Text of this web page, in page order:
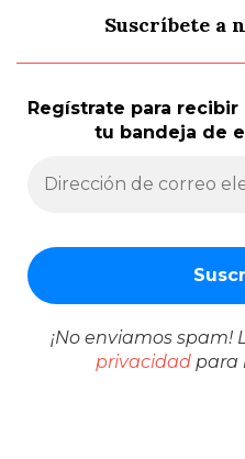
Suscríbete a
Regístrate para
tu bandeja de
¡No enviamos spam!
privacidadpara